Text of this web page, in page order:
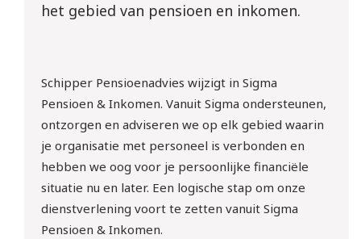
het gebied van pensioen en inkomen.
Schipper Pensioenadvies wijzigt in Sigma
Pensioen & Inkomen. Vanuit Sigma ondersteunen,
ontzorgen en adviseren we op elk gebied waarin
je organisatie met personeel is verbonden en
hebben we oog voor je persoonlijke financiële
situatie nu en later. Een logische stap om onze
dienstverlening voort te zetten vanuit Sigma
Pensioen & Inkomen.